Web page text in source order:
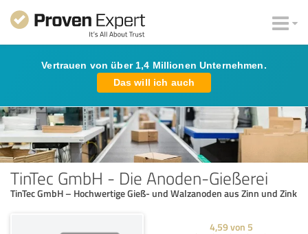
Vertrauen von über 1,4 Millionen Unternehmen.
Das will ich auch
TinTec GmbH - Die Anoden-Gießerei
TinTec GmbH – Hochwertige Gieß- und Walzanoden aus Zinn und Zink
4,59von 5